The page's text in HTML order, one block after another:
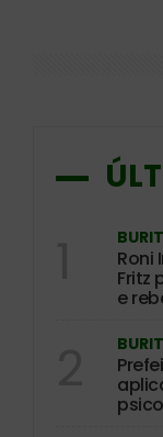
Roni
Fritz
e